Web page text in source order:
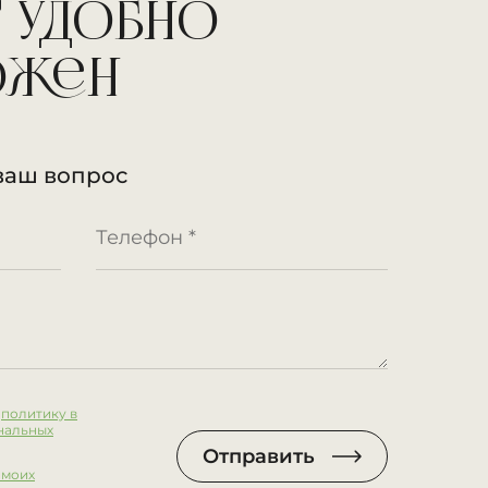
удобно
вопрос
политику в
Отправить